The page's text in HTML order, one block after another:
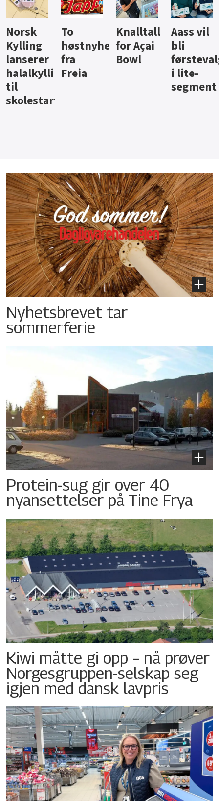
Knalltall
for Açai
Bowl
Aass vil
bli
førstevalg
i lite-
Brus og
jus fra
Berentsen
Hard
iste fra
Hansa
Nyhetsbrevet tar
sommerferie
Protein-sug gir over 40
nyansettelser på Tine Frya
Kiwi måtte gi opp – nå prøver
Norgesgruppen-selskap seg
igjen med dansk lavpris